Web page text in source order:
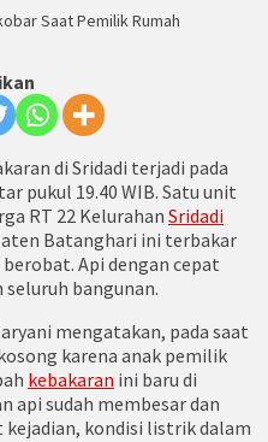
Saat Pemilik Rumah
di Sridadi terjadi pada
pukul 19.40 WIB. Satu unit
RT 22 Kelurahan Sridadi
Batanghari ini terbakar
Api dengan cepat
bangunan.
mengatakan, pada saat
karena anak pemilik
kebakaran ini baru di
api sudah membesar dan
kejadian, kondisi listrik dalam